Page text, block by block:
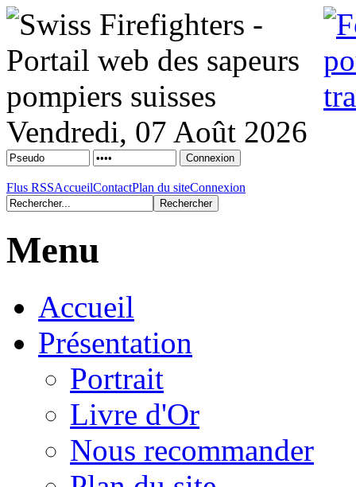
Vendredi, 07 Août 2026
Flus RSSAccueilContactPlan du siteConnexion
Menu
Accueil
Présentation
Portrait
Livre d'Or
Nous recommander